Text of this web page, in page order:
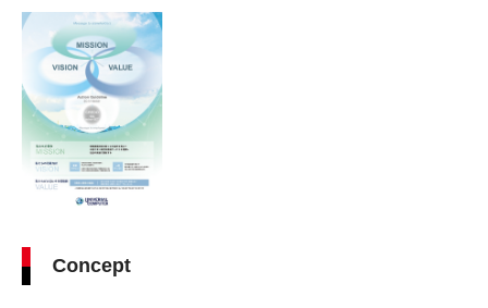
Concept